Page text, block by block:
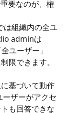
要なのが、権
は組織内の全ユ
adminは
ユーザー」
限できます。
基づいて動作
ザーがアクセ
も回答できな